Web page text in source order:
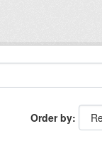
Order by